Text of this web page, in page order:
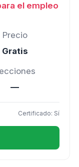
el empleo
Precio
Gratis
—
Certificado: Sí